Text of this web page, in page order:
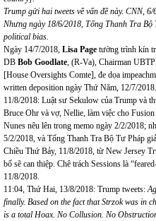
Trump gửi hai tweets về vấn đề này. CNN, 6/
Nhưng ngày 18/6/2018, Tổng Thanh Tra
political bias.
Ngày 14/7/2018, Lisa Page tường trình kín
DB Bob Goodlate , (R-Va), Chairman
[House Oversights Comte], đe dọa
written deposition ngày Thứ Năm, 12/7/2018.
11/8/2018: Luật sư Sekulow của Trump và
Bruce Ohr và vợ, Nellie, làm việc cho
Nunes nêu lên trong memo ngày 2/2/2018;
5/2/2018, và Tống Thanh Tra Bộ Tư Pháp
Chiều Thứ Bảy, 11/8/2018, từ New Jersey
bố sẽ can thiệp. Chê trách Sessions là
11/8/2018.
11:04, Thứ Hai, 13/8/2018: Trump tweets:
finally. Based on the fact that Strzok was in
is a total Hoax. No Collusion. No